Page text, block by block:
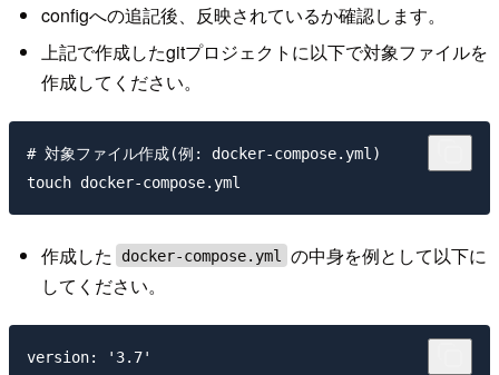
configへの追記後、反映されているか確認します。
上記で作成したgitプロジェクトに以下で対象ファイルを
作成してください。
# 対象ファイル作成(例: docker-compose.yml)
作成した docker-compose.yml
の中身を例として以下に
してください。
version: '3.7'